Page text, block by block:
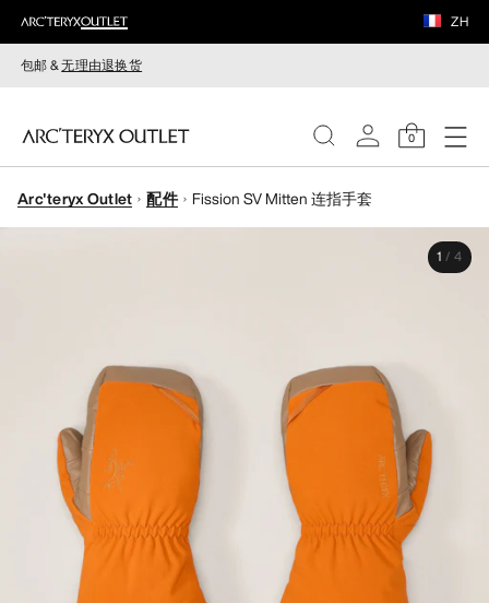
ZH
包邮 &无理由退换货
0
女装
Arc'teryx Outlet 配件 Fission SV Mitten 连指手套
1 / 4